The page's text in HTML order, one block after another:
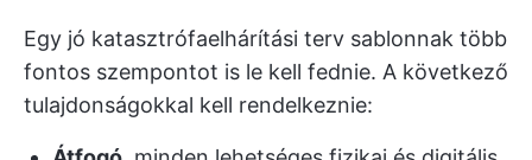
Egy jó katasztrófaelhárítási terv sablonnak több
fontos szempontot is le kell fednie. A következő
tulajdonságokkal kell rendelkeznie: